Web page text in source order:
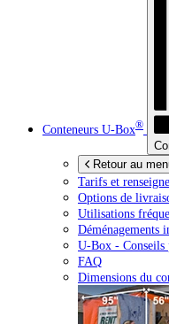
Conteneurs U-Box®
Retour au
Tarifs et
Options de
Utilisations
Déménagements
U-Box -
FAQ
Dimensions du